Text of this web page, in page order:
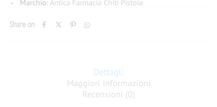
Share on:
Marchio: Antica Farmacia Chiti Pistoia
Dettagli
Maggiori Informazioni
Recensioni (0)